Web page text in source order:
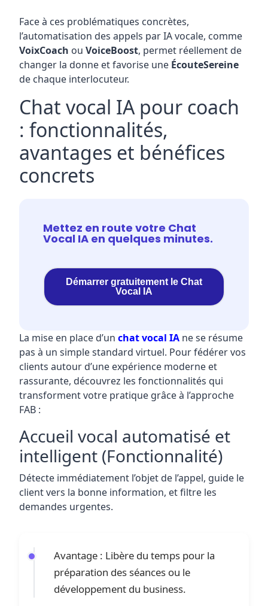
Face à ces problématiques concrètes,
l’automatisation des appels par IA vocale, comme
VoixCoach ou VoiceBoost, permet réellement de
changer la donne et favorise une ÉcouteSereine
de chaque interlocuteur.
Chat vocal IA pour coach
: fonctionnalités,
avantages et bénéfices
concrets
Mettez en route votre Chat
Vocal IA en quelques minutes.
Démarrer gratuitement le Chat
Vocal IA
La mise en place d’un chat vocal IA ne se résume
pas à un simple standard virtuel. Pour fédérer vos
clients autour d’une expérience moderne et
rassurante, découvrez les fonctionnalités qui
transforment votre pratique grâce à l’approche
FAB :
Accueil vocal automatisé et
intelligent (Fonctionnalité)
Détecte immédiatement l’objet de l’appel, guide le
client vers la bonne information, et filtre les
demandes urgentes.
Avantage : Libère du temps pour la
préparation des séances ou le
développement du business.